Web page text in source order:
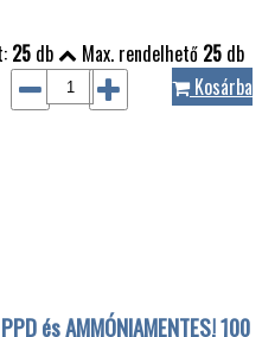
25 db Max. rendelhető 25 db
Kosárba
és AMMÓNIAMENTES! 100